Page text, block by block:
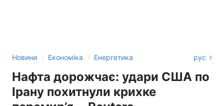
Новини › Економіка › Енергетика рус
Нафта дорожчає: удари США по
Ірану похитнули крихке